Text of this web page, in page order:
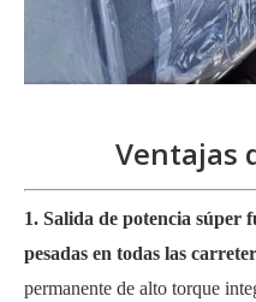
Ventajas
1. Salida de potencia súper
pesadas en todas las
permanente de alto torque